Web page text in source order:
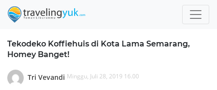
Tekodeko Koffiehuis di Kota Lama Semarang,
Homey Banget!
Tri Vevandi Minggu, Juli 28, 2019 16.00